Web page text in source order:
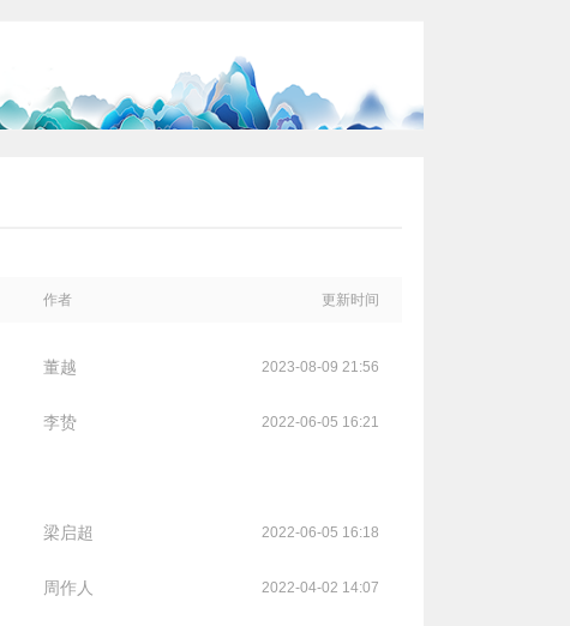
作者 更新时间
董越 2023-08-09 21:56
李贽 2022-06-05 16:21
梁启超 2022-06-05 16:18
周作人 2022-04-02 14:07